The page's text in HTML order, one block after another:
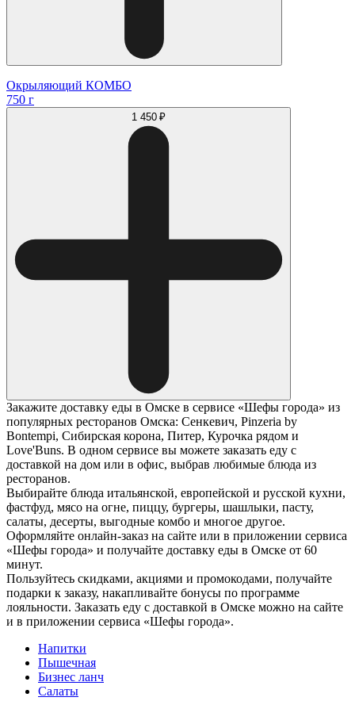
Окрыляющий КОМБО
750 г
1 450 ₽
Закажите доставку еды в Омске в сервисе «Шефы города» из
популярных ресторанов Омска: Сенкевич, Pinzeria by
Bontempi, Сибирская корона, Питер, Курочка рядом и
Love'Buns. В одном сервисе вы можете заказать еду с
доставкой на дом или в офис, выбрав любимые блюда из
ресторанов.
Выбирайте блюда итальянской, европейской и русской кухни,
фастфуд, мясо на огне, пиццу, бургеры, шашлыки, пасту,
салаты, десерты, выгодные комбо и многое другое.
Оформляйте онлайн-заказ на сайте или в приложении сервиса
«Шефы города» и получайте доставку еды в Омске от 60
минут.
Пользуйтесь скидками, акциями и промокодами, получайте
подарки к заказу, накапливайте бонусы по программе
лояльности. Заказать еду с доставкой в Омске можно на сайте
и в приложении сервиса «Шефы города».
Напитки
Пышечная
Бизнес ланч
Салаты